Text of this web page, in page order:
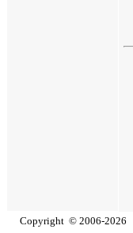
Copyright © 2006-2026